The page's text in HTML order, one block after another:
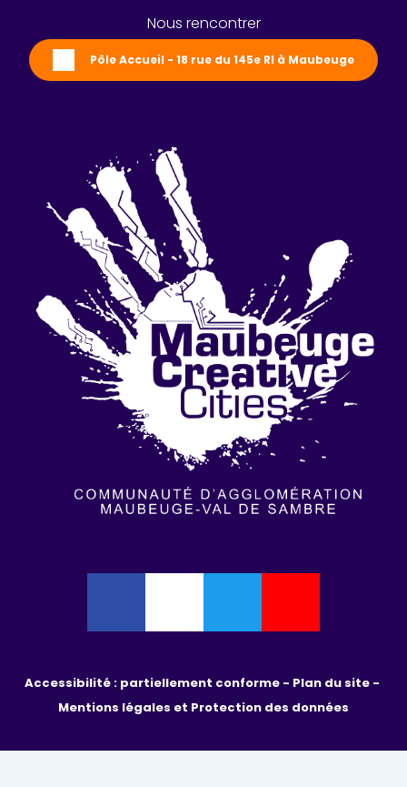
Nous rencontrer
Pôle Accueil - 18 rue du 145e RI à Maubeuge
Accessibilité : partiellement conforme -
Mentions légales et Protection des données